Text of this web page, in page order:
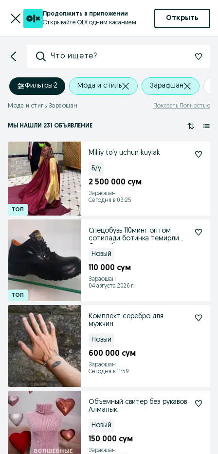
Продолжить в приложении
Открывайте OLX одним касанием
Открыть
Что ищете?
Фильтры·2 Мода и стиль Зарафшан
Мода и стиль Зарафшан Показать Полностью
МЫ НАШЛИ 231 ОБЪЯВЛЕНИЕ
Milliy to'y uchun kuylak
Б/у
2 500 000 сум
Зарафшан
Сегодня в 03:25
Спецобувь 110минг оптом
сотилади ботинка темирли
Новый
110 000 сум
Зарафшан
04 августа 2026 г.
Комплект серебро для
мужчин
Новый
600 000 сум
Зарафшан
Сегодня в 11:59
Объемный свитер без рукавов
Алмалык
Новый
150 000 сум
Зарафшан